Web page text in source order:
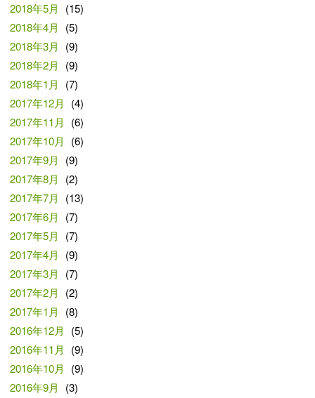
2018年5月
(15)
2018年4月
(5)
2018年3月
(9)
2018年2月
(9)
2018年1月
(7)
2017年12月
(4)
2017年11月
(6)
2017年10月
(6)
2017年9月
(9)
2017年8月
(2)
2017年7月
(13)
2017年6月
(7)
2017年5月
(7)
2017年4月
(9)
2017年3月
(7)
2017年2月
(2)
2017年1月
(8)
2016年12月
(5)
2016年11月
(9)
2016年10月
(9)
2016年9月
(3)